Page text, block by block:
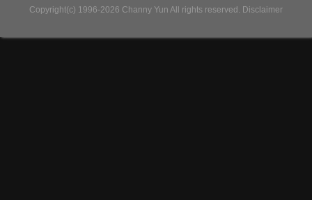
Copyright(c) 1996-2026 Channy Yun All rights reserved. Disclaimer